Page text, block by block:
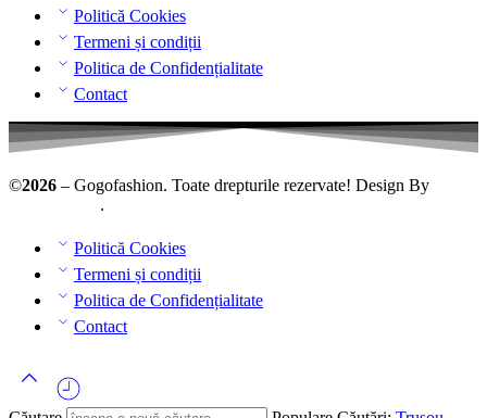
Politică Cookies
Termeni și condiții
Politica de Confidențialitate
Contact
©2026 – Gogofashion. Toate drepturile rezervate! Design By
.
Politică Cookies
Termeni și condiții
Politica de Confidențialitate
Contact